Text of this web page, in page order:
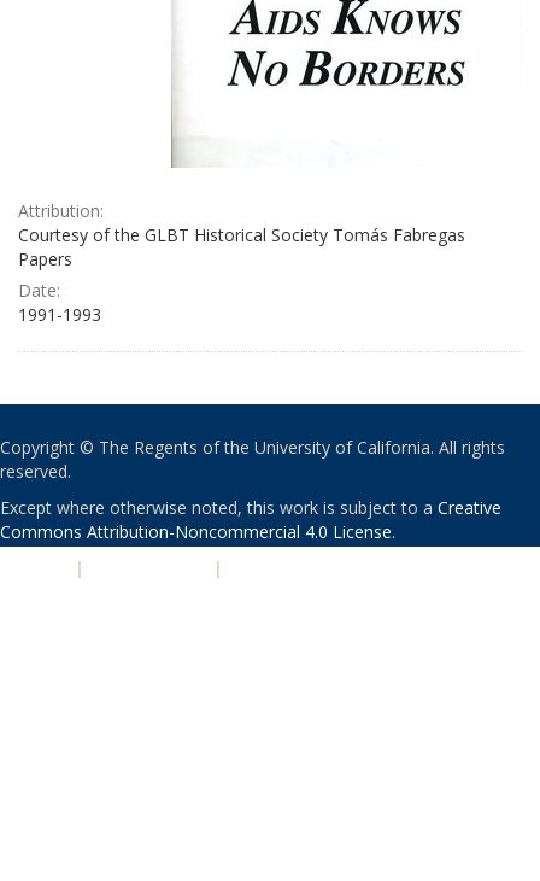
Attribution:
Courtesy of the GLBT Historical Society Tomás Fabregas
Papers
Date:
1991-1993
Copyright © The Regents of the University of California. All rights
reserved.
Except where otherwise noted, this work is subject to a Creative
Commons Attribution-Noncommercial 4.0 License.
| |